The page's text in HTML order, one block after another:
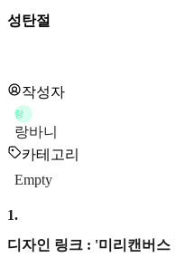
성탄절
작성자
랑
랑바니
카테고리
Empty
1.
디자인 링크 : '미리캔버